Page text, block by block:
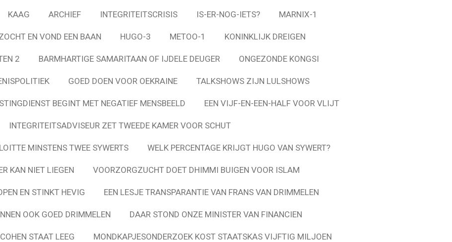
KAAG ARCHIEF INTEGRITEITSCRISIS IS-ER-NOG-IETS? MARNIX-1
EN VOND EEN BAAN HUGO-3 METOO-1 KONINKLIJK DREIGEN
2 BARMHARTIGE SAMARITAAN OF IJDELE DEUGER ONGEZONDE KONGSI
GOED DOEN VOOR OEKRAINE TALKSHOWS ZIJN LULSHOWS
BEGINT MET NEGATIEF MENSBEELD EEN VIJF-EN-EEN-HALF VOOR VLIJT
INTEGRITEITSADVISEUR ZET TWEEDE KAMER VOOR SCHUT
MINSTENS TWEE SYWERTS WELK PERCENTAGE KRIJGT HUGO VAN SYWERT?
KAN NIET LIEGEN VOORZORGZUCHT DOET DHIMMI BUIGEN VOOR ISLAM
EN STINKT HEVIG EEN LESJE TRANSPARANTIE VAN FRANS VAN DRIMMELEN
OOK GOED DRIMMELEN DAAR STOND ONZE MINISTER VAN FINANCIEN
STAAT LEEG MONDKAPJESONDERZOEK KOST STAATSKAS VIJFTIG MILJOEN